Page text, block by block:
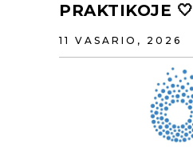
PRAKTIKOJE 🤍
11 VASARIO, 2026